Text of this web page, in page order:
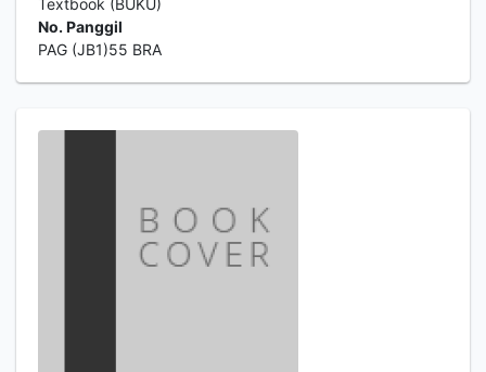
Textbook (BUKU)
No. Panggil
PAG (JB1)55 BRA